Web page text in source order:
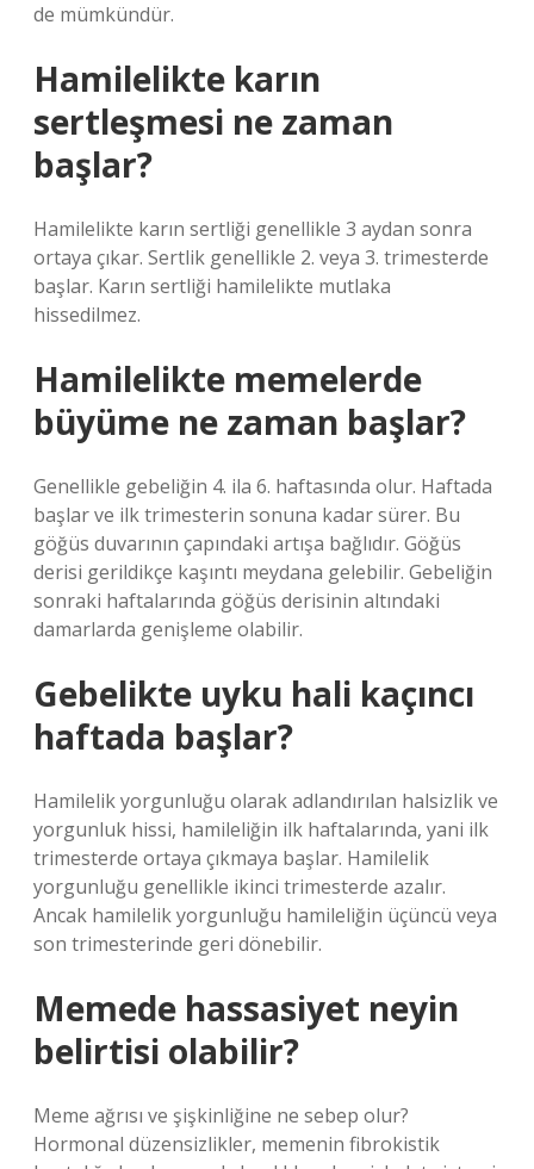
de mümkündür.
Hamilelikte karın
sertleşmesi ne zaman
başlar?
Hamilelikte karın sertliği genellikle 3 aydan sonra
ortaya çıkar. Sertlik genellikle 2. veya 3. trimesterde
başlar. Karın sertliği hamilelikte mutlaka
hissedilmez.
Hamilelikte memelerde
büyüme ne zaman başlar?
Genellikle gebeliğin 4. ila 6. haftasında olur. Haftada
başlar ve ilk trimesterin sonuna kadar sürer. Bu
göğüs duvarının çapındaki artışa bağlıdır. Göğüs
derisi gerildikçe kaşıntı meydana gelebilir. Gebeliğin
sonraki haftalarında göğüs derisinin altındaki
damarlarda genişleme olabilir.
Gebelikte uyku hali kaçıncı
haftada başlar?
Hamilelik yorgunluğu olarak adlandırılan halsizlik ve
yorgunluk hissi, hamileliğin ilk haftalarında, yani ilk
trimesterde ortaya çıkmaya başlar. Hamilelik
yorgunluğu genellikle ikinci trimesterde azalır.
Ancak hamilelik yorgunluğu hamileliğin üçüncü veya
son trimesterinde geri dönebilir.
Memede hassasiyet neyin
belirtisi olabilir?
Meme ağrısı ve şişkinliğine ne sebep olur?
Hormonal düzensizlikler, memenin fibrokistik